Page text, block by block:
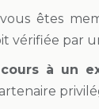
êtes
vérifiée par
à un